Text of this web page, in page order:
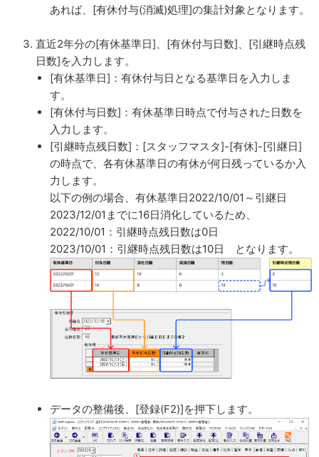
あれば、[有休付与(消滅)処理]の集計対象となります。
直近2年分の[有休基準日]、[有休付与日数]、[引継時点残
日数]を入力します。
[有休基準日]：有休付与日となる基準日を入力しま
す。
[有休付与日数]：有休基準日時点で付与された日数を
入力します。
[引継時点残日数]：[スタッフマスタ]-[有休]-[引継日]
の時点で、各有休基準日の有休が何日残っているか入
力します。
以下の例の場合、有休基準日2022/10/01～引継日
2023/12/01までに16日消化しているため、
2022/10/01：引継時点残日数は0日
2023/10/01：引継時点残日数は10日 となります。
データの整備後、[登録(F2)]を押下します。